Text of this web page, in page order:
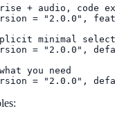
+ audio, code
= "2.0.0",
minimal
= "2.0.0",
you need
= "2.0.0",